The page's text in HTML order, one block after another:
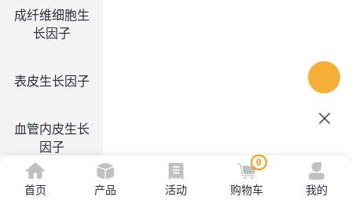
成纤维细胞生
长因子
表皮生长因子
血管内皮生长
因子
集落刺激因子
首页 产品 活动
0
购物车 我的